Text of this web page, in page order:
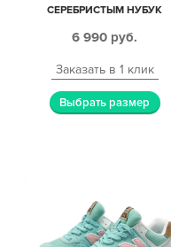
СЕРЕБРИСТЫМ НУБУК
6 990 руб.
Заказать в 1 клик
Выбрать размер